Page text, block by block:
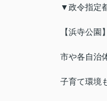
▼政令指定
【浜寺公園
市や各自治
子育て環境